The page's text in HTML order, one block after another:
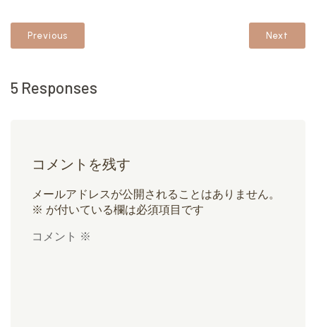
Previous Next
5 Responses
コメントを残す
メールアドレスが公開されることはありません。
※ が付いている欄は必須項目です
コメント ※